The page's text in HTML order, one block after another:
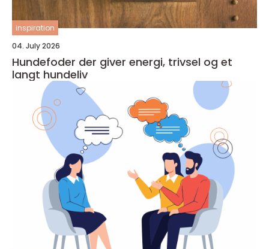
inspiration
04. July 2026
Hundefoder der giver energi, trivsel og et
langt hundeliv